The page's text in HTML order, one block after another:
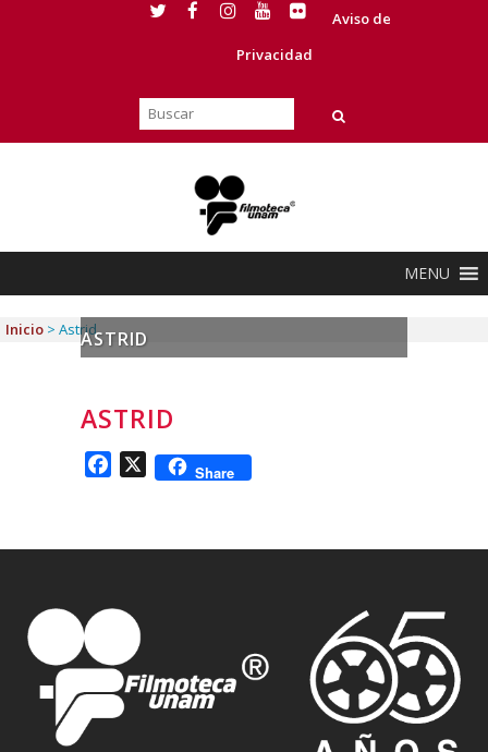
Aviso de
Privacidad
MENU
ASTRID
Inicio > Astrid
ASTRID
Facebook
X Share